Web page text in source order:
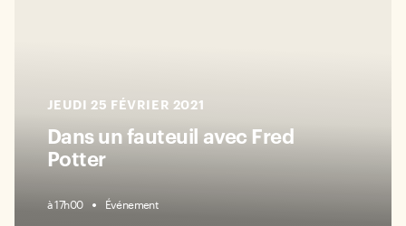
JEUDI 25 FÉVRIER 2021
Dans un fauteuil avec Fred
Potter
à 17h00 Événement